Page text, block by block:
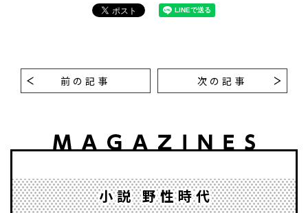
前の記事 次の記事
小説 野性時代